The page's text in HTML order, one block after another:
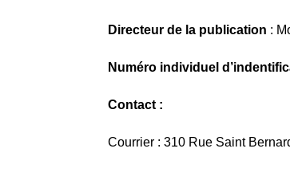
Directeur de la publication :
Numéro individuel
Contact :
Courrier : 310 Rue Saint